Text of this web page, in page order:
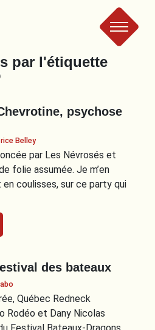
par l'étiquette
psychose
Belley
par Les Névrosés et
folie assumée. Je m’en
coulisses, sur ce party qui
des bateaux
Québec Redneck
Rodéo et Dany Nicolas